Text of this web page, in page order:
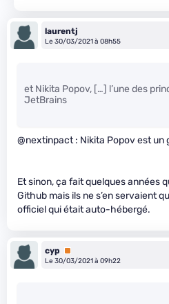
laurentj
Le 30/03/2021 à 08h55
et Nikita Popov, […] l’une des
JetBrains
@nextinpact : Nikita Popov est un
Et sinon, ça fait quelques années
Github mais ils ne s’en servaient
officiel qui était auto-hébergé.
cyp
Premium
Le 30/03/2021 à 09h22